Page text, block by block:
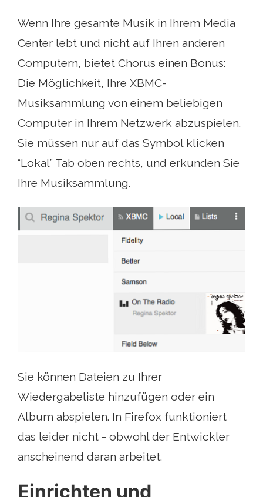
Wenn Ihre gesamte Musik in Ihrem Media
Center lebt und nicht auf Ihren anderen
Computern, bietet Chorus einen Bonus:
Die Möglichkeit, Ihre XBMC-
Musiksammlung von einem beliebigen
Computer in Ihrem Netzwerk abzuspielen.
Sie müssen nur auf das Symbol klicken
“Lokal” Tab oben rechts, und erkunden Sie
Ihre Musiksammlung.
Sie können Dateien zu Ihrer
Wiedergabeliste hinzufügen oder ein
Album abspielen. In Firefox funktioniert
das leider nicht - obwohl der Entwickler
anscheinend daran arbeitet.
Einrichten und